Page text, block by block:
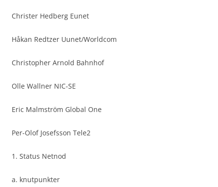
Christer Hedberg Eunet
Håkan Redtzer Uunet/Worldcom
Christopher Arnold Bahnhof
Olle Wallner NIC-SE
Eric Malmström Global One
Per-Olof Josefsson Tele2
1. Status Netnod
a. knutpunkter